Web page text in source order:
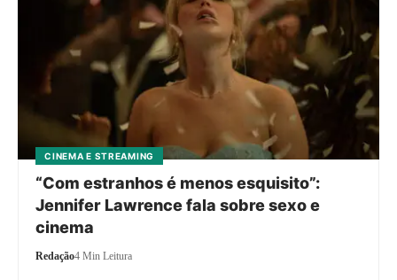
CINEMA E STREAMING
“Com estranhos é menos esquisito”:
Jennifer Lawrence fala sobre sexo e
cinema
Redação4 Min Leitura